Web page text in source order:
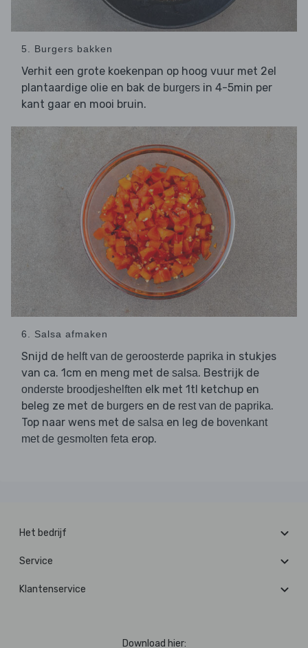
5. Burgers bakken
Verhit een grote koekenpan op hoog vuur met 2el
plantaardige olie en bak de burgers in 4-5min per
kant gaar en mooi bruin.
6. Salsa afmaken
Snijd de helft van de geroosterde paprika in stukjes
van ca. 1cm en meng met de salsa. Bestrijk de
onderste broodjeshelften elk met 1tl ketchup en
beleg ze met de burgers en de rest van de paprika.
Top naar wens met de salsa en leg de bovenkant
met de gesmolten feta erop.
Het bedrijf
Service
Klantenservice
Download hier: